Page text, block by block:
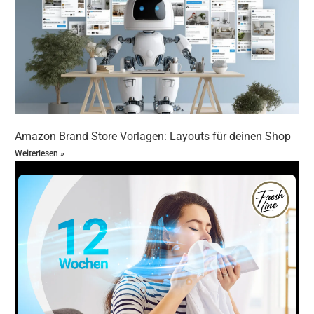
Verweildauer, Klickpfade und Verkäufe, um
Schwachstellen zu erkennen.
A/B-Tests durchführen:
Teste verschiedene
Layouts, Bilder und Texte, um die Conversion zu
verbessern.
Feedback einholen:
Nutze Kundenfeedback und
Bewertungen, um Deinen Brand Store
Regelmäßige Updates:Halte Deinen Store aktuell,
indem Du saisonale Aktionen, neue Produkte und
Amazon Brand Store optimieren: Traffic &
Conversion steigern: Praxisnahe Checkliste für
Deinen Markenshop
Damit Du bei der Umsetzung nichts vergisst, findest Du
hier eine kompakte Checkliste, die alle wichtigen Schritte
und Optimierungsmaßnahmen zusammenfasst.
Markenregistrierung abgeschlossen?
Amazon
Amazon Brand Store Vorlagen: Layouts für deinen Shop
Weiterlesen »